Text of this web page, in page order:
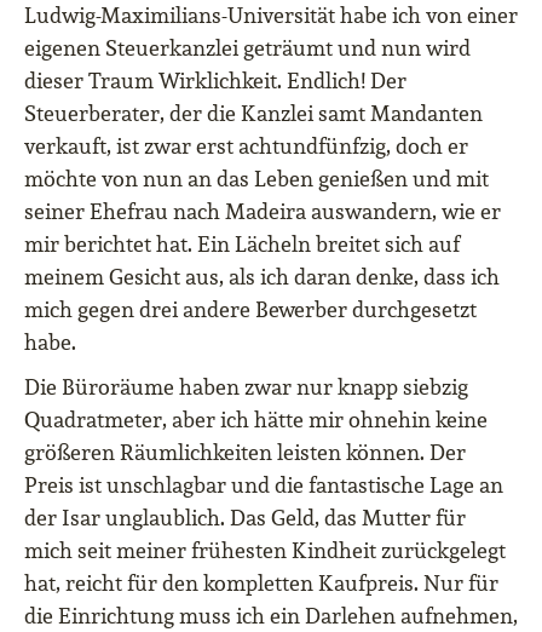
Ludwig-Maximilians-Universität habe ich von einer
eigenen Steuerkanzlei geträumt und nun wird
dieser Traum Wirklichkeit. Endlich! Der
Steuerberater, der die Kanzlei samt Mandanten
verkauft, ist zwar erst achtundfünfzig, doch er
möchte von nun an das Leben genießen und mit
seiner Ehefrau nach Madeira auswandern, wie er
mir berichtet hat. Ein Lächeln breitet sich auf
meinem Gesicht aus, als ich daran denke, dass ich
mich gegen drei andere Bewerber durchgesetzt
habe.
Die Büroräume haben zwar nur knapp siebzig
Quadratmeter, aber ich hätte mir ohnehin keine
größeren Räumlichkeiten leisten können. Der
Preis ist unschlagbar und die fantastische Lage an
der Isar unglaublich. Das Geld, das Mutter für
mich seit meiner frühesten Kindheit zurückgelegt
hat, reicht für den kompletten Kaufpreis. Nur für
die Einrichtung muss ich ein Darlehen aufnehmen,